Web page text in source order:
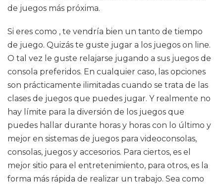
de juegos más próxima.
Si eres como , te vendría bien un tanto de tiempo
de juego. Quizás te guste jugar a los juegos on line.
O tal vez le guste relajarse jugando a sus juegos de
consola preferidos. En cualquier caso, las opciones
son prácticamente ilimitadas cuando se trata de las
clases de juegos que puedes jugar. Y realmente no
hay límite para la diversión de los juegos que
puedes hallar durante horas y horas con lo último y
mejor en sistemas de juegos para videoconsolas,
consolas, juegos y accesorios. Para ciertos, es el
mejor sitio para el entretenimiento, para otros, es la
forma más rápida de realizar un trabajo. Sea como